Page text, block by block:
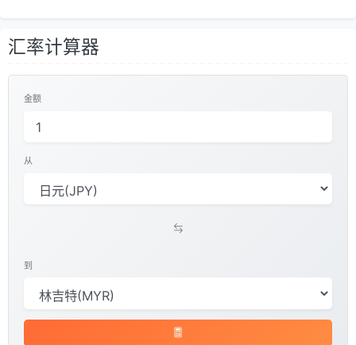
汇率计算器
金额
从
到